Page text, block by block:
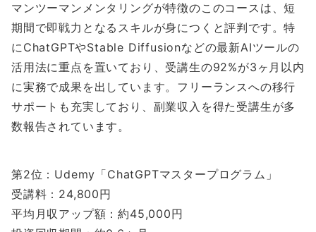
マンツーマンメンタリングが特徴のこのコースは、短
期間で即戦力となるスキルが身につくと評判です。特
にChatGPTやStable Diffusionなどの最新AIツールの
活用法に重点を置いており、受講生の92%が3ヶ月以内
に実務で成果を出しています。フリーランスへの移行
サポートも充実しており、副業収入を得た受講生が多
数報告されています。
第2位：Udemy「ChatGPTマスタープログラム」
受講料：24,800円
平均月収アップ額：約45,000円